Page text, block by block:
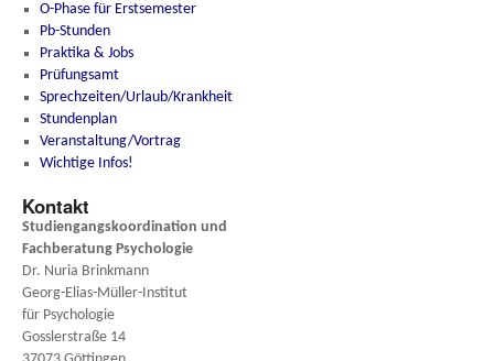
O-Phase für Erstsemester
Pb-Stunden
Praktika & Jobs
Prüfungsamt
Sprechzeiten/Urlaub/Krankheit
Stundenplan
Veranstaltung/Vortrag
Wichtige Infos!
Kontakt
Studiengangskoordination und
Fachberatung Psychologie
Dr. Nuria Brinkmann
Georg-Elias-Müller-Institut
für Psychologie
Gosslerstraße 14